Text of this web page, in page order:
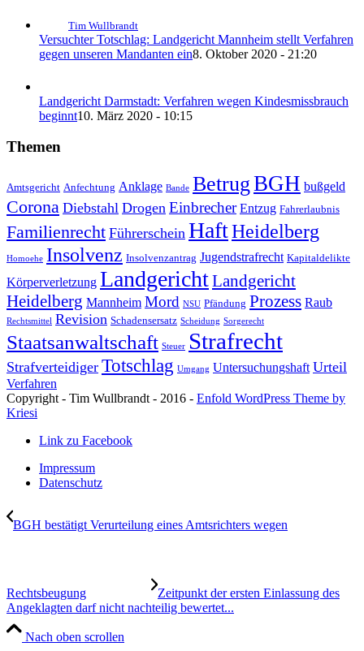
Tim Wullbrandt
Versuchter Totschlag: Landgericht Mannheim stellt Verfahren
gegen unseren Mandanten ein8. Oktober 2020 - 21:20
Landgericht Darmstadt: Verfahren wegen Kindesmissbrauch
beginnt10. März 2020 - 10:15
Themen
Amtsgericht Anfechtung Anklage Bande BetrugBGH bußgeld
Corona Diebstahl Drogen Einbrecher Entzug Fahrerlaubnis
Familienrecht Führerschein HaftHeidelberg
Homoehe Insolvenz Insolvenzantrag Jugendstrafrecht Kapitaldelikte
Körperverletzung LandgerichtLandgericht
Heidelberg Mannheim Mord NSU Pfändung Prozess Raub
Rechtsmittel Revision Schadensersatz Scheidung Sorgerecht
Staatsanwaltschaft Steuer Strafrecht
Strafverteidiger Totschlag Umgang Untersuchungshaft Urteil
Verfahren
Copyright - Tim Wullbrandt - 2016 - Enfold WordPress Theme by
Kriesi
Link zu Facebook
Impressum
Datenschutz
BGH bestätigt Verurteilung eines Amtsrichters wegen
Rechtsbeugung
Zeitpunkt der ersten Einlassung des
Angeklagten darf nicht nachteilig bewertet...
Nach oben scrollen